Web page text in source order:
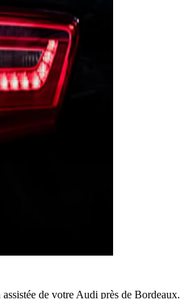
de votre Audi près de Bordeaux.